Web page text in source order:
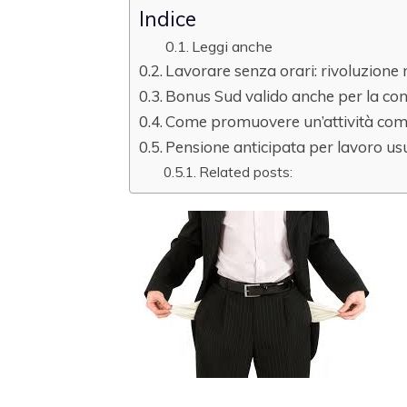
Indice
Leggi anche
Lavorare senza orari:
Bonus Sud valido anche per la
Come promuovere un’attività
Pensione anticipata per lavoro
Related posts: